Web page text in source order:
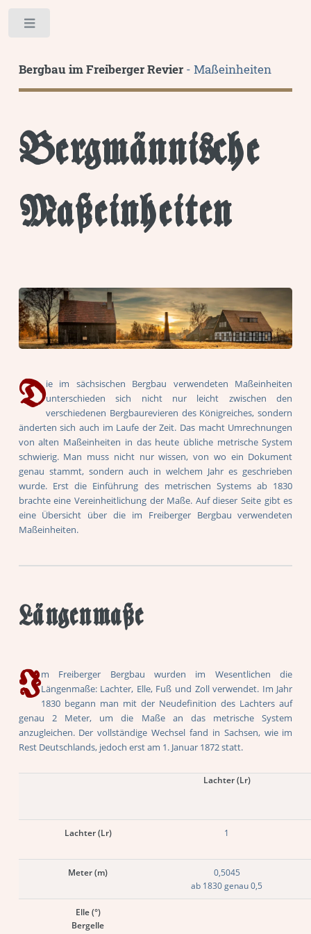
Bergbau im Freiberger Revier- Maßeinheiten
Bergmännische
Maßeinheiten
Die im sächsischen Bergbau verwendeten Maßeinheiten
unterschieden sich nicht nur leicht zwischen den
verschiedenen Bergbaurevieren des Königreiches, sondern
änderten sich auch im Laufe der Zeit. Das macht Umrechnungen
von alten Maßeinheiten in das heute übliche metrische System
schwierig. Man muss nicht nur wissen, von wo ein Dokument
genau stammt, sondern auch in welchem Jahr es geschrieben
wurde. Erst die Einführung des metrischen Systems ab 1830
brachte eine Vereinheitlichung der Maße. Auf dieser Seite gibt es
eine Übersicht über die im Freiberger Bergbau verwendeten
Maßeinheiten.
Längenmaße
Im Freiberger Bergbau wurden im Wesentlichen die
Längenmaße: Lachter, Elle, Fuß und Zoll verwendet. Im Jahr
1830 begann man mit der Neudefinition des Lachters auf
genau 2 Meter, um die Maße an das metrische System
anzugleichen. Der vollständige Wechsel fand in Sachsen, wie im
Rest Deutschlands, jedoch erst am 1. Januar 1872 statt.
Lachter (Lr)
Lachter (Lr) 1
Meter (m)
0,5045
ab 1830 genau 0,5
Elle (°)
Bergelle